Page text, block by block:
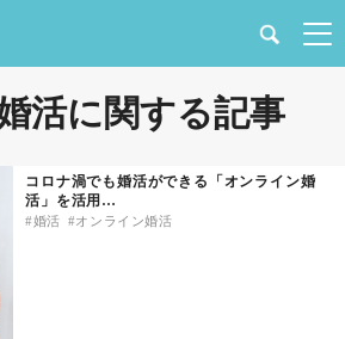
活に関する記事
コロナ渦でも婚活ができる「オンライン婚
活」を活用…
婚活 オンライン婚活